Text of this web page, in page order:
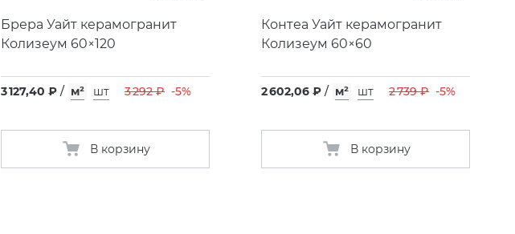
Брера Уайт керамогранит
Колизеум 60×120
3 127,40 ₽ / м² шт 3 292 ₽ -5%
В корзину
Контеа Уайт керамогранит
Колизеум 60×60
2 602,06 ₽ / м² шт 2 739 ₽ -5%
В корзину